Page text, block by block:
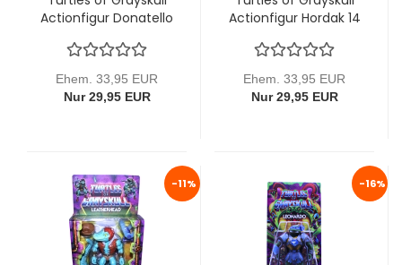
Actionfigur Donatello
Ehem. 33,95 EUR
Nur 29,95 EUR
Actionfigur Hordak 14
Ehem. 33,95 EUR
Nur 29,95 EUR
-11% -16%